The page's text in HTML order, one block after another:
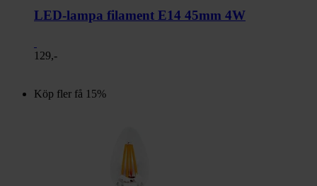
LED-lampa filament E14 45mm 4W
129,-
Köp fler få 15%